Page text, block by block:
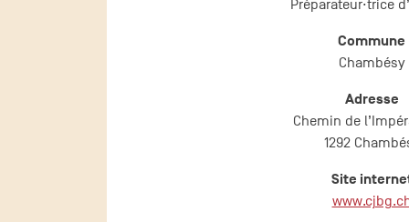
Préparateur·trice
Commune
Chambésy
Adresse
Chemin de
1292
Site